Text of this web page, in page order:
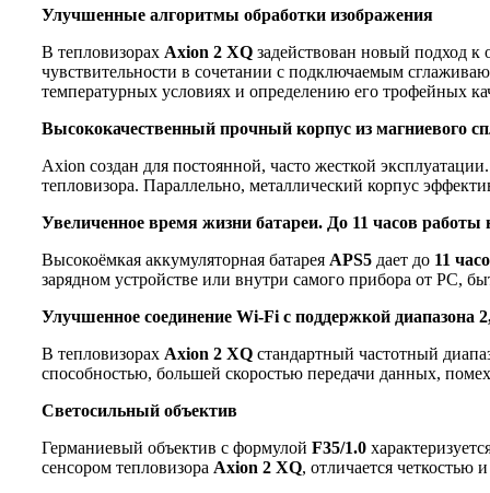
Улучшенные алгоритмы обработки изображения
В тепловизорах Axion 2 XQ задействован новый подход
чувствительности в сочетании с подключаемым
температурных условиях и определению его трофейных
Высококачественный прочный корпус из магниевого
Axion создан для постоянной, часто жесткой
тепловизора. Параллельно, металлический корпус
Увеличенное время жизни батареи. До 11 часов работы
Высокоёмкая аккумуляторная батарея APS5 дает до 11
зарядном устройстве или внутри самого прибора от PC,
Улучшенное соединение Wi-Fi с поддержкой диапазона
В тепловизорах Axion 2 XQ стандартный частотный
способностью, большей скоростью передачи данных,
Светосильный объектив
Германиевый объектив с формулой F35/1.0
сенсором тепловизора Axion 2 XQ, отличается четкостью